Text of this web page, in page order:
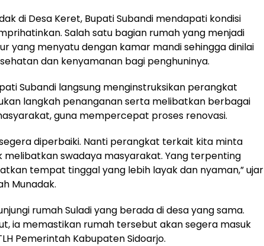
di Desa Keret, Bupati Subandi mendapati kondisi
Salah satu bagian rumah yang menjadi
yang menyatu dengan kamar mandi sehingga dinilai
dan kenyamanan bagi penghuninya.
Subandi langsung menginstruksikan perangkat
langkah penanganan serta melibatkan berbagai
guna mempercepat proses renovasi.
diperbaiki. Nanti perangkat terkait kita minta
swadaya masyarakat. Yang terpenting
tempat tinggal yang lebih layak dan nyaman,” ujar
Munadak.
rumah Suladi yang berada di desa yang sama.
ia memastikan rumah tersebut akan segera masuk
Pemerintah Kabupaten Sidoarjo.